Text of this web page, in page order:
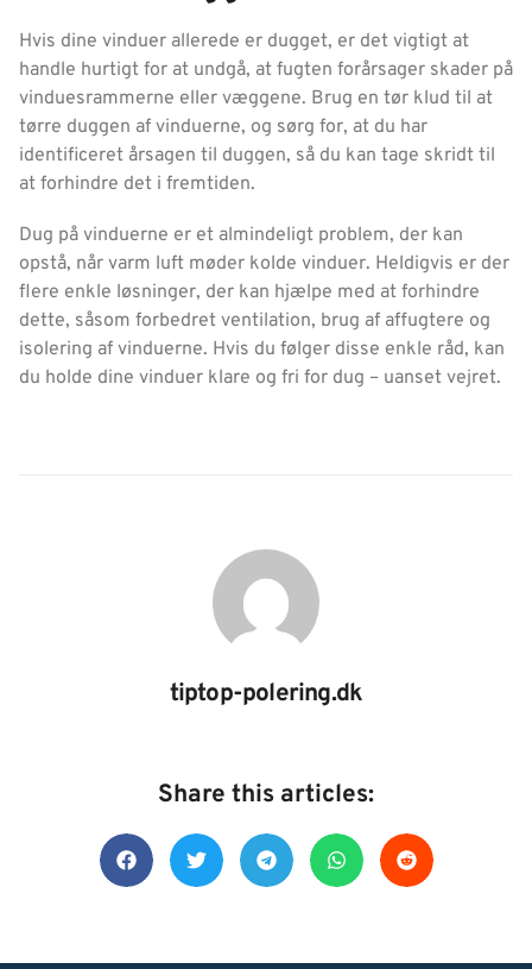
Hvis dine vinduer allerede er dugget, er det vigtigt at
handle hurtigt for at undgå, at fugten forårsager skader på
vinduesrammerne eller væggene. Brug en tør klud til at
tørre duggen af vinduerne, og sørg for, at du har
identificeret årsagen til duggen, så du kan tage skridt til
at forhindre det i fremtiden.
Dug på vinduerne er et almindeligt problem, der kan
opstå, når varm luft møder kolde vinduer. Heldigvis er der
flere enkle løsninger, der kan hjælpe med at forhindre
dette, såsom forbedret ventilation, brug af affugtere og
isolering af vinduerne. Hvis du følger disse enkle råd, kan
du holde dine vinduer klare og fri for dug – uanset vejret.
tiptop-polering.dk
Share this articles: